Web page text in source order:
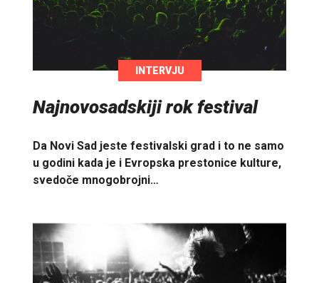
INTERVJU
Najnovosadskiji rok festival
Da Novi Sad jeste festivalski grad i to ne samo
u godini kada je i Evropska prestonice kulture,
svedoče mnogobrojni…